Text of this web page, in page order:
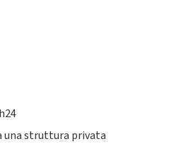
una struttura privata